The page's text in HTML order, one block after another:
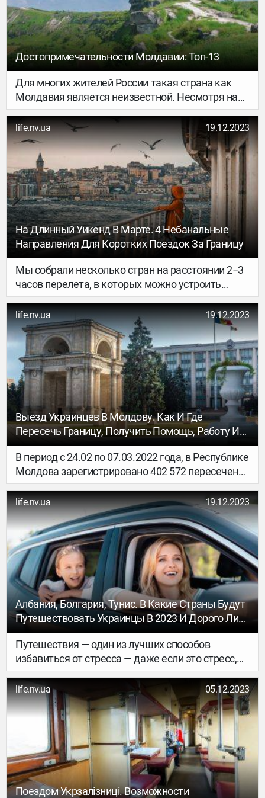
Балканского полуострова. Массовый туризм в
этой стране пока не очень развит, однако там
есть чем заняться и что посмотреть.
Достопримечательности Молдавии: Топ-13
Для многих жителей России такая страна как
Молдавия является неизвестной. Несмотря на
свою небольшую площадь, малую заселенность,
она имеет достаточно богатую историю,
культуру. Достопримечательности Молдавии
уникальны в своем роде и каждая из них
заслуживает внимания. За время своего
существования государство «перенесло»
несколько исторических трансформаций. Что
посмотреть в Молдавии, описано ниже, по
возможности, предложенные в списке места
лучше посетить.
life.nv.ua 19.12.2023
На Длинный Уикенд В Марте. 4 Небанальные
Направления Для Коротких Поездок За Границу
Мы собрали несколько стран на расстоянии 2−3
часов перелета, в которых можно устроить
короткие каникулы в марте.
life.nv.ua 19.12.2023
Выезд Украинцев В Молдову. Как И Где
Пересечь Границу, Получить Помощь, Работу И
Где Жить
В период с 24.02 по 07.03.2022 года, в Республике
Молдова зарегистрировано 402 572 пересечений
государственной границы украинскими
гражданами: 239 196 на въезде в страну и 163
376 — на выезде.
life.nv.ua 19.12.2023
Албания, Болгария, Тунис. В Какие Страны Будут
Путешествовать Украинцы В 2023 И Дорого Ли
Обойдется Такой Отдых
Путешествия — один из лучших способов
избавиться от стресса — даже если это стресс,
вызванный жестокой войной. Можно услышать
мнение, что сейчас путешествия не ко времени.
Но это не так — организму нужен отдых, чтобы
дальше донатить на армию и бороться.
Разбираемся с основными маршрутами для
путешествий, которые сейчас доступны
украинцам.
life.nv.ua 05.12.2023
Поездом Укрзалізниці. Возможности